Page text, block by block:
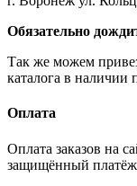
Обязательно
Так же можем
каталога в наличии
Оплата
Оплата заказов на
защищённый